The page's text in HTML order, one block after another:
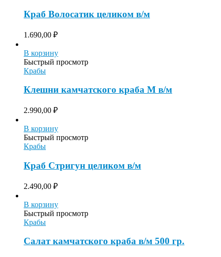
Краб Волосатик целиком в/м
1.690,00 ₽
В корзину
Быстрый просмотр
Крабы
Клешни камчатского краба M в/м
2.990,00 ₽
В корзину
Быстрый просмотр
Крабы
Краб Стригун целиком в/м
2.490,00 ₽
В корзину
Быстрый просмотр
Крабы
Салат камчатского краба в/м 500 гр.